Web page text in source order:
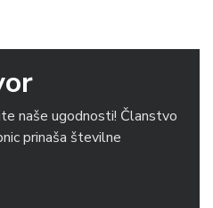
naše ugodnosti! Članstvo
prinaša številne